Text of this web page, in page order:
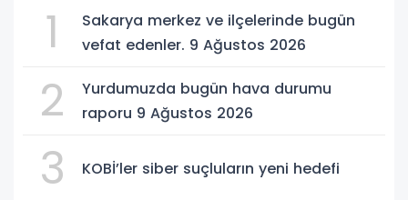
1
Sakarya merkez ve ilçelerinde bugün
vefat edenler. 9 Ağustos 2026
2
Yurdumuzda bugün hava durumu
raporu 9 Ağustos 2026
3 KOBİ’ler siber suçluların yeni hedefi